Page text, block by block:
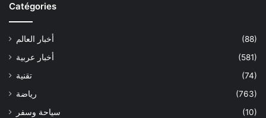
Catégories
أخبار العالم
(88)
أخبار عربية
(581)
تقنية
(74)
رياضة
(763)
سياحة وسفر
(10)